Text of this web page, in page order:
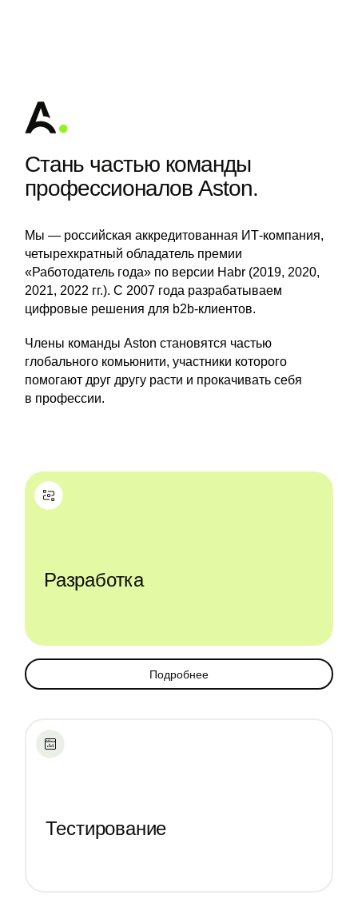
Стань частью команды
профессионалов Aston.
Мы — российская аккредитованная ИТ-компания,
четырехкратный обладатель премии
«Работодатель года» по версии Habr (2019, 2020,
2021, 2022 гг.). C 2007 года разрабатываем
цифровые решения для b2b-клиентов.
Члены команды Aston становятся частью
глобального комьюнити, участники которого
помогают друг другу расти и прокачивать себя
в профессии.
Разработка
Подробнее
Тестирование